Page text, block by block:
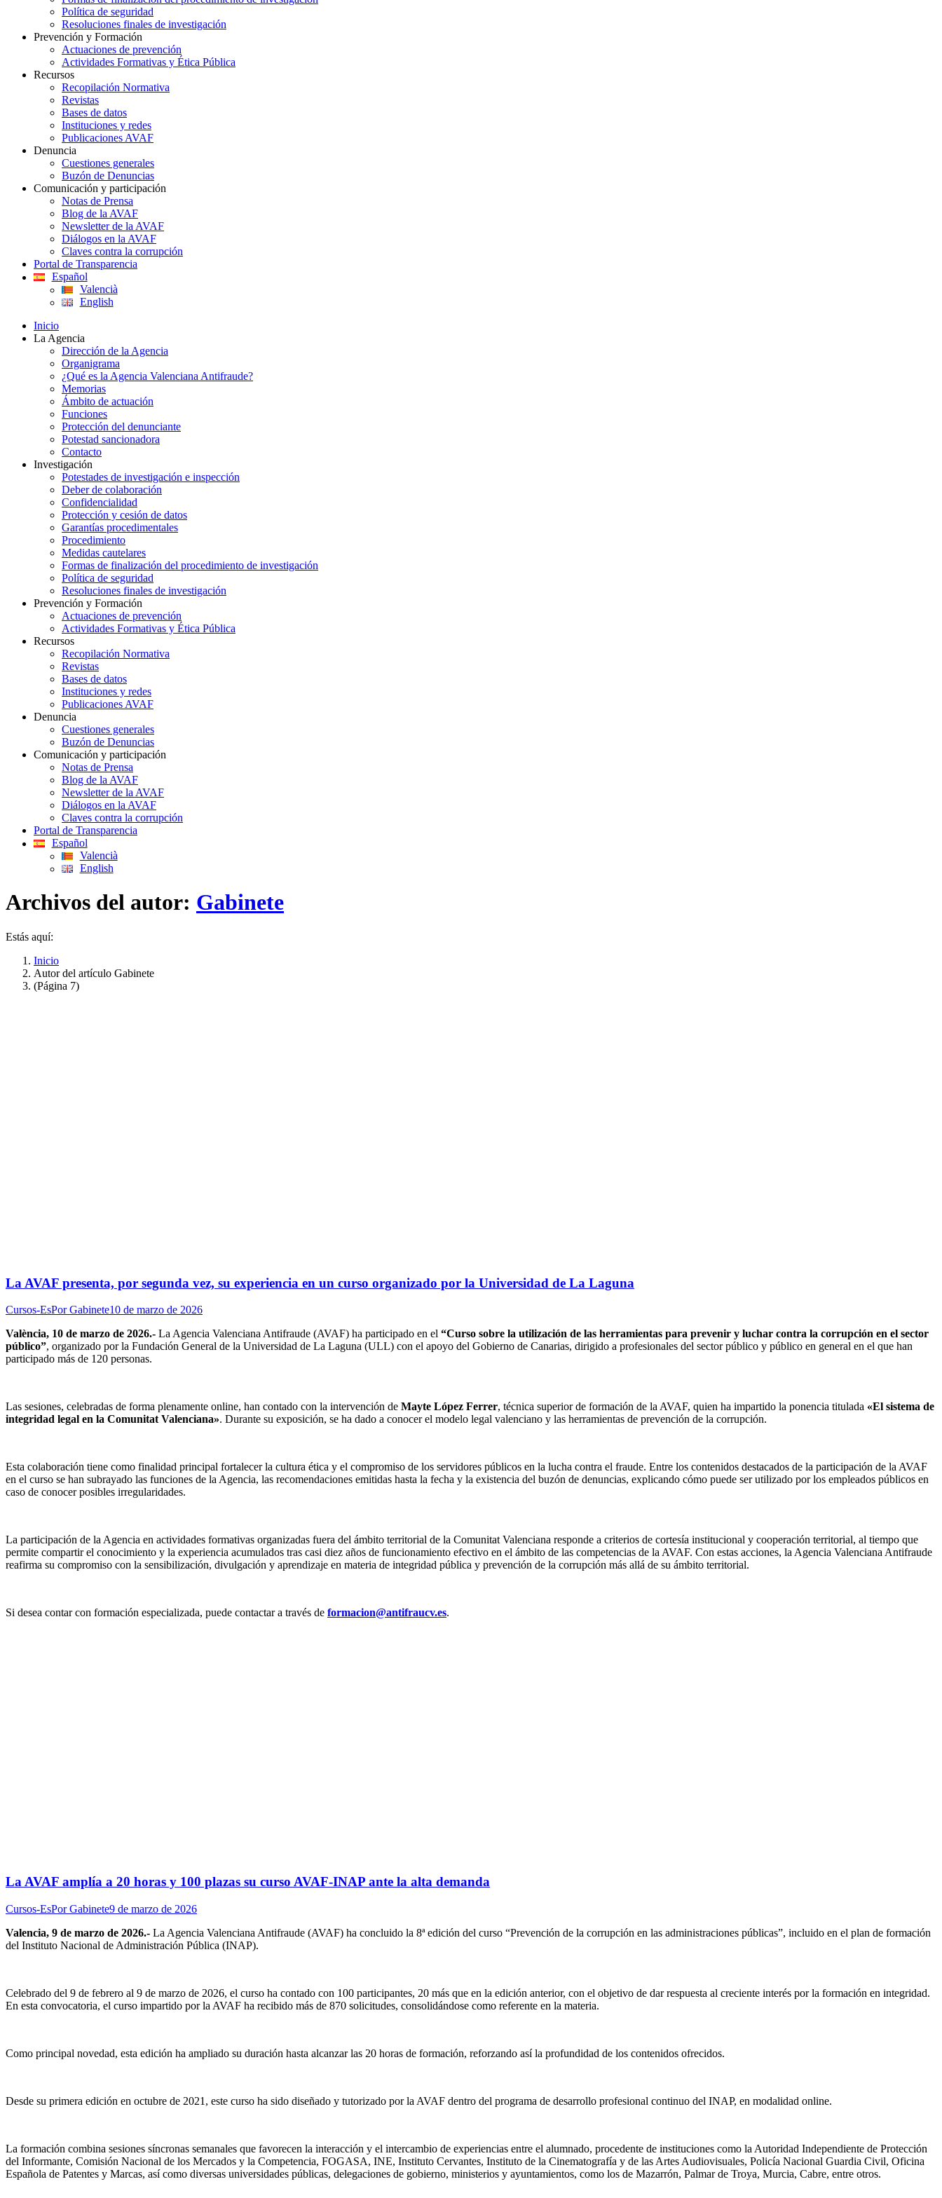
Política de seguridad
Resoluciones finales de investigación
Prevención y Formación
Actuaciones de prevención
Actividades Formativas y Ética Pública
Recursos
Recopilación Normativa
Revistas
Bases de datos
Instituciones y redes
Publicaciones AVAF
Denuncia
Cuestiones generales
Buzón de Denuncias
Comunicación y participación
Notas de Prensa
Blog de la AVAF
Newsletter de la AVAF
Diálogos en la AVAF
Claves contra la corrupción
Portal de Transparencia
Español
Valencià
English
Inicio
La Agencia
Dirección de la Agencia
Organigrama
¿Qué es la Agencia Valenciana Antifraude?
Memorias
Ámbito de actuación
Funciones
Protección del denunciante
Potestad sancionadora
Contacto
Investigación
Potestades de investigación e inspección
Deber de colaboración
Confidencialidad
Protección y cesión de datos
Garantías procedimentales
Procedimiento
Medidas cautelares
Formas de finalización del procedimiento de investigación
Política de seguridad
Resoluciones finales de investigación
Prevención y Formación
Actuaciones de prevención
Actividades Formativas y Ética Pública
Recursos
Recopilación Normativa
Revistas
Bases de datos
Instituciones y redes
Publicaciones AVAF
Denuncia
Cuestiones generales
Buzón de Denuncias
Comunicación y participación
Notas de Prensa
Blog de la AVAF
Newsletter de la AVAF
Diálogos en la AVAF
Claves contra la corrupción
Portal de Transparencia
Español
Valencià
English
Archivos del autor: Gabinete
Estás aquí:
Inicio
Autor del artículo Gabinete
(Página 7)
La AVAF presenta, por segunda vez, su experiencia en un curso organizado por la Universidad de La Laguna
Cursos-EsPorGabinete10 de marzo de 2026
València, 10 de marzo de 2026.- La Agencia Valenciana Antifraude (AVAF) ha participado en el “Curso sobre la utilización de las herramientas para prevenir y luchar contra la corrupción en el sector
público”, organizado por la Fundación General de la Universidad de La Laguna (ULL) con el apoyo del Gobierno de Canarias, dirigido a profesionales del sector público y público en general en el que han
participado más de 120 personas.
Las sesiones, celebradas de forma plenamente online, han contado con la intervención de Mayte López Ferrer, técnica superior de formación de la AVAF, quien ha impartido la ponencia titulada «El sistema de
integridad legal en la Comunitat Valenciana». Durante su exposición, se ha dado a conocer el modelo legal valenciano y las herramientas de prevención de la corrupción.
Esta colaboración tiene como finalidad principal fortalecer la cultura ética y el compromiso de los servidores públicos en la lucha contra el fraude. Entre los contenidos destacados de la participación de la AVAF
en el curso se han subrayado las funciones de la Agencia, las recomendaciones emitidas hasta la fecha y la existencia del buzón de denuncias, explicando cómo puede ser utilizado por los empleados públicos en
caso de conocer posibles irregularidades.
La participación de la Agencia en actividades formativas organizadas fuera del ámbito territorial de la Comunitat Valenciana responde a criterios de cortesía institucional y cooperación territorial, al tiempo que
permite compartir el conocimiento y la experiencia acumulados tras casi diez años de funcionamiento efectivo en el ámbito de las competencias de la AVAF. Con estas acciones, la Agencia Valenciana Antifraude
reafirma su compromiso con la sensibilización, divulgación y aprendizaje en materia de integridad pública y prevención de la corrupción más allá de su ámbito territorial.
Si desea contar con formación especializada, puede contactar a través de formacion@antifraucv.es.
La AVAF amplía a 20 horas y 100 plazas su curso AVAF-INAP ante la alta demanda
Cursos-EsPorGabinete9 de marzo de 2026
Valencia, 9 de marzo de 2026.- La Agencia Valenciana Antifraude (AVAF) ha concluido la 8ª edición del curso “Prevención de la corrupción en las administraciones públicas”, incluido en el plan de formación
del Instituto Nacional de Administración Pública (INAP).
Celebrado del 9 de febrero al 9 de marzo de 2026, el curso ha contado con 100 participantes, 20 más que en la edición anterior, con el objetivo de dar respuesta al creciente interés por la formación en integridad.
En esta convocatoria, el curso impartido por la AVAF ha recibido más de 870 solicitudes, consolidándose como referente en la materia.
Como principal novedad, esta edición ha ampliado su duración hasta alcanzar las 20 horas de formación, reforzando así la profundidad de los contenidos ofrecidos.
Desde su primera edición en octubre de 2021, este curso ha sido diseñado y tutorizado por la AVAF dentro del programa de desarrollo profesional continuo del INAP, en modalidad online.
La formación combina sesiones síncronas semanales que favorecen la interacción y el intercambio de experiencias entre el alumnado, procedente de instituciones como la Autoridad Independiente de Protección
del Informante, Comisión Nacional de los Mercados y la Competencia, FOGASA, INE, Instituto Cervantes, Instituto de la Cinematografía y de las Artes Audiovisuales, Policía Nacional Guardia Civil, Oficina
Española de Patentes y Marcas, así como diversas universidades públicas, delegaciones de gobierno, ministerios y ayuntamientos, como los de Mazarrón, Palmar de Troya, Murcia, Cabre, entre otros.